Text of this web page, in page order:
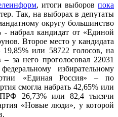
, итоги выборов пока
Так, на выборах в депутаты
округу большинство
- набрал кандидат от «Единой
Второе место у кандидата
или 58722 голосов, на
– за него проголосовал 22031
избирательному
«Единая Россия» – по
смогла набрать 42,65% или
26,73% или 82,4 тысячи
«Новые люди», у которой